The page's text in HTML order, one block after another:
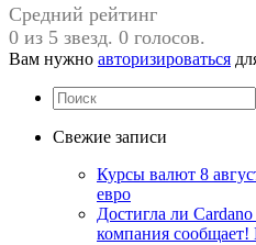
Средний рейтинг
0 из 5 звезд. 0 голосов.
Вам нужно авторизироваться
Свежие записи
Курсы валют 8
евро
Достигла ли
компания